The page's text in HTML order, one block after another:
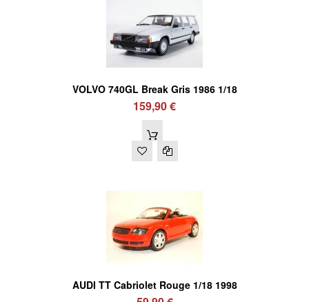
VOLVO 740GL Break Gris 1986 1/18
159,90 €
AUDI TT Cabriolet Rouge 1/18 1998